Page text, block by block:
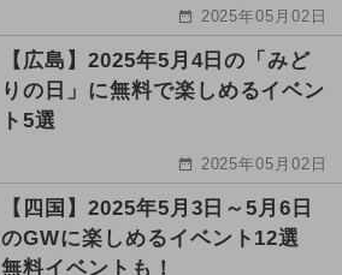
2025年05月02日
【広島】2025年5月4日の「みど
りの日」に無料で楽しめるイベン
ト5選
2025年05月02日
【四国】2025年5月3日～5月6日
のGWに楽しめるイベント12選
無料イベントも！